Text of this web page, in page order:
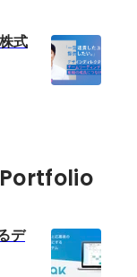
式
デ